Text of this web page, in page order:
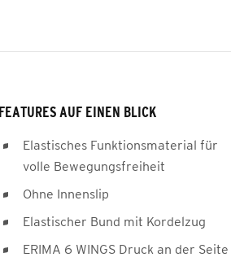
FEATURES AUF EINEN BLICK
Elastisches Funktionsmaterial für
volle Bewegungsfreiheit
Ohne Innenslip
Elastischer Bund mit Kordelzug
ERIMA 6 WINGS Druck an der Seite